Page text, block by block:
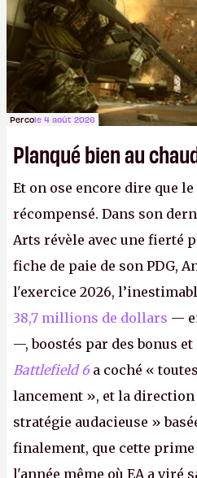
Percole 4 août 2026
Planqué bien au
Et on ose encore dire que
récompensé. Dans son
Arts révèle avec une fierté
fiche de paie de son PDG,
l'exercice 2026,
38,7 millions de dollars —
—, boostés par des bonus
Battlefield 6 a coché «
lancement », et la direction
stratégie audacieuse »
finalement, que cette
l'année même où EA a viré